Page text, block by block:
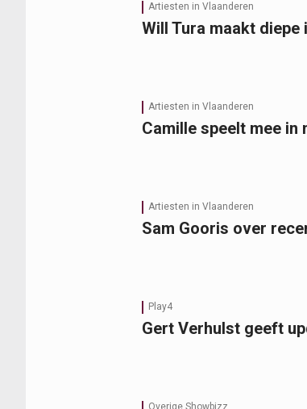
Artiesten in Vlaanderen
Will Tura maakt
Artiesten in Vlaanderen
Camille speelt mee in
Artiesten in Vlaanderen
Sam Gooris over
Play4
Gert Verhulst geeft
Overige Showbizz